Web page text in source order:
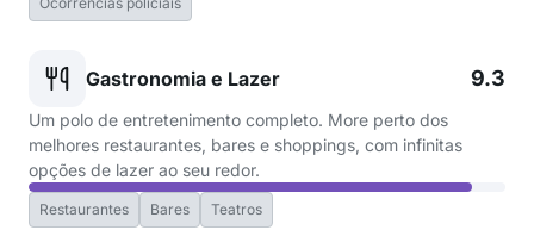
Gastronomia e Lazer 9.3
Um polo de entretenimento completo. More perto dos
melhores restaurantes, bares e shoppings, com infinitas
opções de lazer ao seu redor.
Restaurantes Bares Teatros